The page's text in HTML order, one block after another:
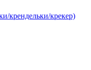
крендельки/крекер)